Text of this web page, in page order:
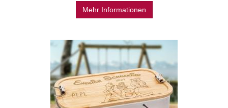
Mehr Informationen